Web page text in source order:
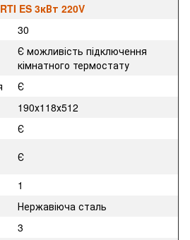
ES 3кВт 220V
30
Є можливість підключення
кімнатного термостату
Є
190х118х512
Є
Є
1
Нержавіюча сталь
3